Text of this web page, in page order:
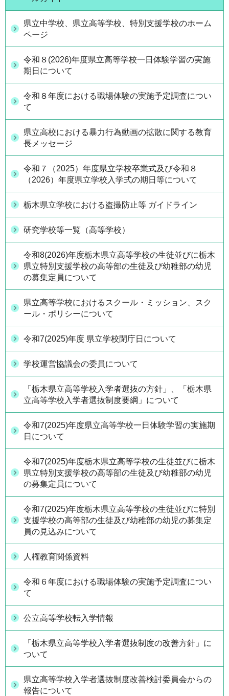
県立中学校、県立高等学校、特別支援学校のホーム
ページ
令和８(2026)年度県立高等学校一日体験学習の実施
期日について
令和８年度における職場体験の実施予定調査につい
て
県立高校における暴力行為動画の拡散に関する教育
長メッセージ
令和７（2025）年度県立学校卒業式及び令和８
（2026）年度県立学校入学式の期日等について
栃木県立学校における盗撮防止等 ガイドライン
研究学校等一覧（高等学校）
令和8(2026)年度栃木県立高等学校の生徒並びに栃木
県立特別支援学校の高等部の生徒及び幼稚部の幼児
の募集定員について
県立高等学校におけるスクール・ミッション、スク
ール・ポリシーについて
令和7(2025)年度 県立学校閉庁日について
学校運営協議会の委員について
「栃木県立高等学校入学者選抜の方針」、「栃木県
立高等学校入学者選抜制度要綱」について
令和7(2025)年度県立高等学校一日体験学習の実施期
日について
令和7(2025)年度栃木県立高等学校の生徒並びに栃木
県立特別支援学校の高等部の生徒及び幼稚部の幼児
の募集定員について
令和7(2025)年度栃木県立高等学校の生徒並びに特別
支援学校の高等部の生徒及び幼稚部の幼児の募集定
員の見込みについて
人権教育関係資料
令和６年度における職場体験の実施予定調査につい
て
公立高等学校転入学情報
「栃木県立高等学校入学者選抜制度の改善方針」に
ついて
県立高等学校入学者選抜制度改善検討委員会からの
報告について